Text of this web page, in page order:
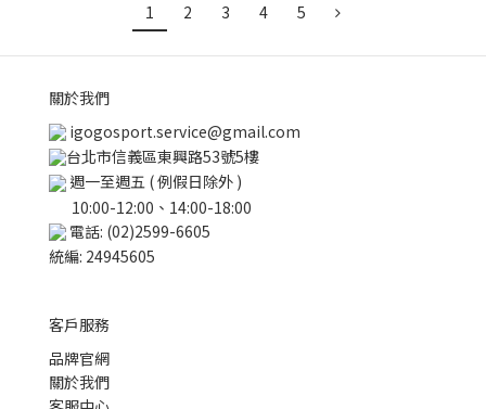
1 2 3 4 5
關於我們
igogosport.service@gmail.com
台北市信義區東興路53號5樓
週一至週五 ( 例假日除外 )
10:00-12:00、14:00-18:00
電話: (02)2599-6605
統編: 24945605
客戶服務
品牌官網
關於我們